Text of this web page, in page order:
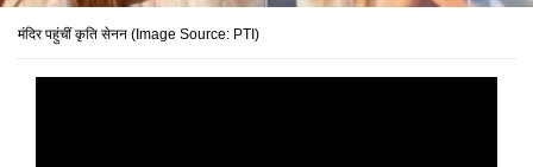
मंदिर पहुंचीं कृति सेनन (Image Source: PTI)